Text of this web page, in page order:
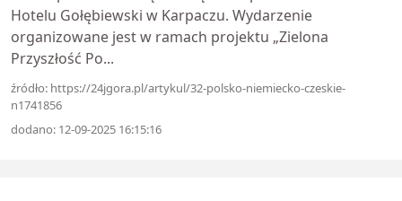
Hotelu Gołębiewski w Karpaczu. Wydarzenie
organizowane jest w ramach projektu „Zielona
Przyszłość Po...
źródło: https://24jgora.pl/artykul/32-polsko-niemiecko-czeskie-
n1741856
dodano: 12-09-2025 16:15:16